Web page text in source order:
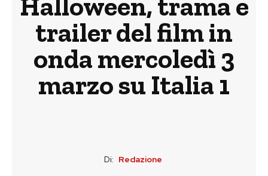
trailer del film in
onda mercoledì 3
marzo su Italia 1
Di: Redazione